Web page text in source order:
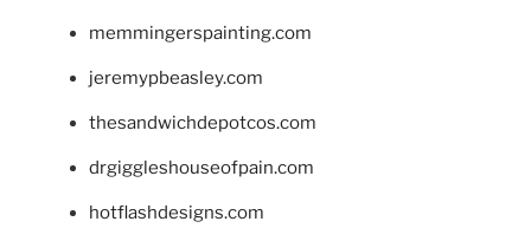
memmingerspainting.com
jeremypbeasley.com
thesandwichdepotcos.com
drgiggleshouseofpain.com
hotflashdesigns.com